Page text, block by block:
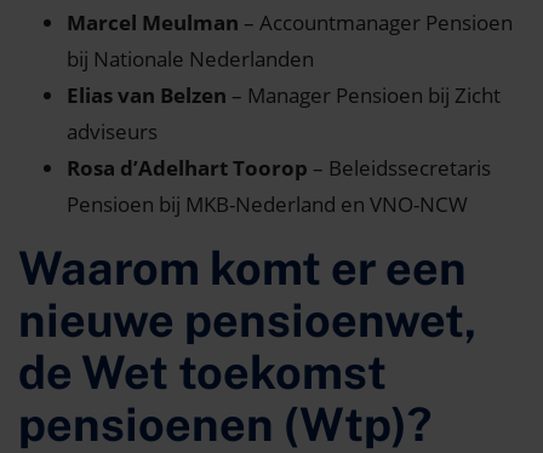
Marcel Meulman – Accountmanager Pensioen
bij Nationale Nederlanden
Elias van Belzen – Manager Pensioen bij Zicht
adviseurs
Rosa d’Adelhart Toorop – Beleidssecretaris
Pensioen bij MKB-Nederland en VNO-NCW
Waarom komt er een
nieuwe pensioenwet,
de Wet toekomst
pensioenen (Wtp)?